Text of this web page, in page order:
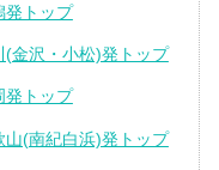
発トップ
(金沢・小松)発トップ
発トップ
山(南紀白浜)発トップ